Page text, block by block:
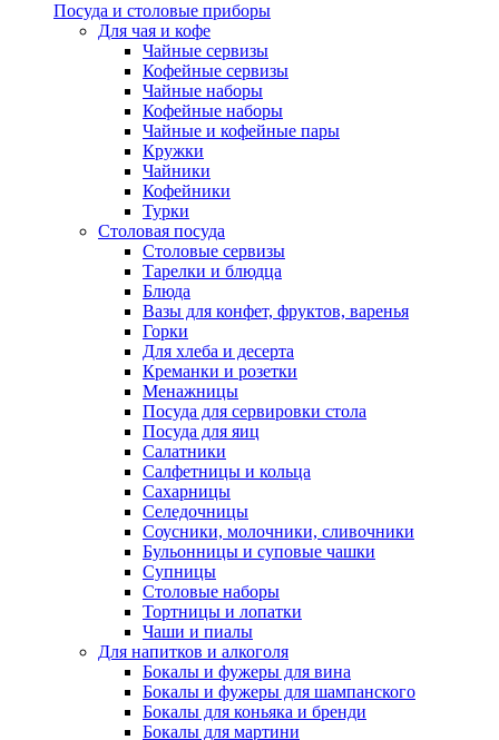
Посуда и столовые приборы
Для чая и кофе
Чайные сервизы
Кофейные сервизы
Чайные наборы
Кофейные наборы
Чайные и кофейные пары
Кружки
Чайники
Кофейники
Турки
Столовая посуда
Столовые сервизы
Тарелки и блюдца
Блюда
Вазы для конфет, фруктов, варенья
Горки
Для хлеба и десерта
Креманки и розетки
Менажницы
Посуда для сервировки стола
Посуда для яиц
Салатники
Салфетницы и кольца
Сахарницы
Селедочницы
Соусники, молочники, сливочники
Бульонницы и суповые чашки
Супницы
Столовые наборы
Тортницы и лопатки
Чаши и пиалы
Для напитков и алкоголя
Бокалы и фужеры для вина
Бокалы и фужеры для шампанского
Бокалы для коньяка и бренди
Бокалы для мартини